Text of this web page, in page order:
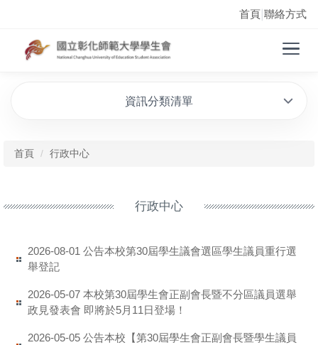
首頁 聯絡方式
資訊分類清單
首頁 行政中心
行政中心
2026-08-01公告本校第30屆學生議會選區學生議員重行選
舉登記
2026-05-07本校第30屆學生會正副會長暨不分區議員選舉
政見發表會 即將於5月11日登場！
2026-05-05公告本校【第30屆學生會正副會長暨學生議員